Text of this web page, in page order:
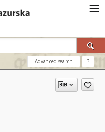
Advanced search ?